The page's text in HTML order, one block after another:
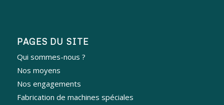
PAGES DU SITE
Qui sommes-nous ?
Nos moyens
Nos engagements
Fabrication de machines spéciales